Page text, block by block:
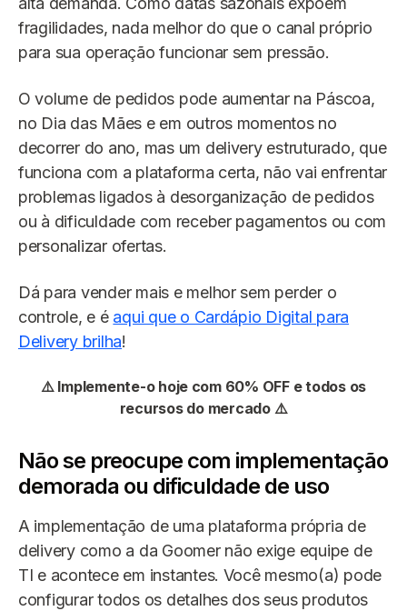
fragilidades, nada melhor do que o canal próprio
para sua operação funcionar sem pressão.
O volume de pedidos pode aumentar na Páscoa,
no Dia das Mães e em outros momentos no
decorrer do ano, mas um delivery estruturado, que
funciona com a plataforma certa, não vai enfrentar
problemas ligados à desorganização de pedidos
ou à dificuldade com receber pagamentos ou com
personalizar ofertas.
Dá para vender mais e melhor sem perder o
controle, e é aqui que o Cardápio Digital para
Delivery brilha!
⚠️ Implemente-o hoje com 60% OFF e todos os
recursos do mercado ⚠️
Não se preocupe com implementação
demorada ou dificuldade de uso
A implementação de uma plataforma própria de
delivery como a da Goomer não exige equipe de
TI e acontece em instantes. Você mesmo(a) pode
configurar todos os detalhes dos seus produtos